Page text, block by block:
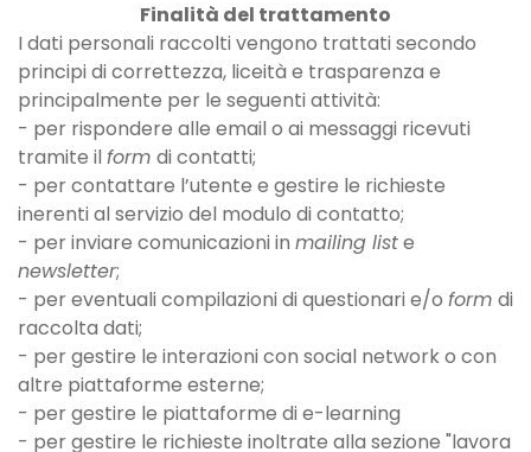
Finalità del trattamento
I dati personali raccolti vengono trattati secondo
principi di correttezza, liceità e trasparenza e
principalmente per le seguenti attività:
- per rispondere alle email o ai messaggi ricevuti
tramite il form di contatti;
- per contattare l’utente e gestire le richieste
inerenti al servizio del modulo di contatto;
- per inviare comunicazioni in mailing liste
newsletter;
- per eventuali compilazioni di questionari e/o form di
raccolta dati;
- per gestire le interazioni con social network o con
altre piattaforme esterne;
- per gestire le piattaforme di e-learning
- per gestire le richieste inoltrate alla sezione "lavora